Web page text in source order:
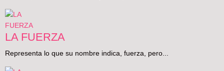
LA FUERZA
Representa lo que su nombre indica, fuerza, pero...